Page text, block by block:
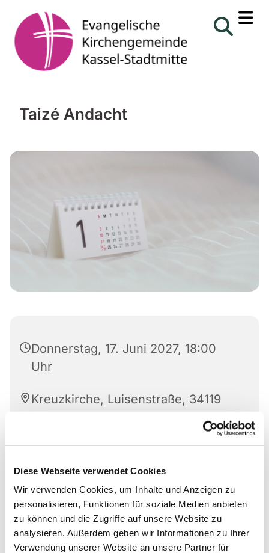
Diese Webseite verwendet Cookies
Wir verwenden Cookies, um Inhalte und Anzeigen zu
personalisieren, Funktionen für soziale Medien anbieten
zu können und die Zugriffe auf unsere Website zu
analysieren. Außerdem geben wir Informationen zu Ihrer
Verwendung unserer Website an unsere Partner für
Taizé Andacht
Donnerstag, 17. Juni 2027, 18:00
Uhr
Kreuzkirche, Luisenstraße, 34119
Frau Burckhardt